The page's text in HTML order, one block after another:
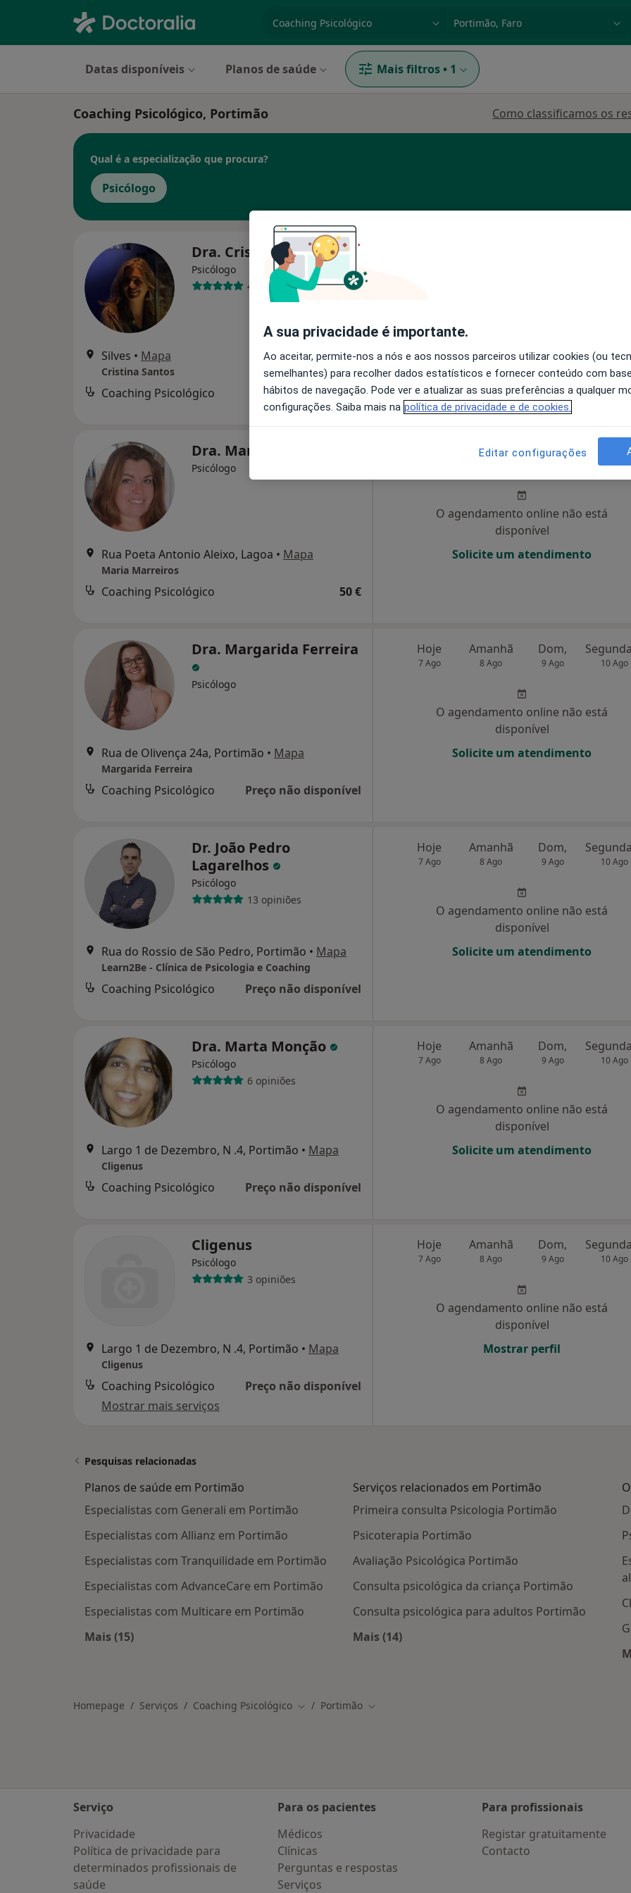
especialidade, doença ou nome
Datas disponíveis Planos de saúde Mais filtros • 1
Coaching Psicológico, Portimão Como classificamos os
Qual é a especialização que procura?
Psicólogo
Dra. Cristina Santos
Psicólogo
4 opiniões
Silves • Mapa
Cristina Santos
Coaching Psicológico 50 €
Solicite um atendimento
Dra. Maria Marreiros
Psicólogo
Rua Poeta Antonio Aleixo, Lagoa • Mapa
Maria Marreiros
Coaching Psicológico 50 €
Amanhã Dom,
10 Ago
O agendamento online não está
disponível
Solicite um atendimento
Dra. Margarida Ferreira
Psicólogo
Rua de Olivença 24a, Portimão • Mapa
Margarida Ferreira
Coaching Psicológico Preço não disponível
Hoje
7 Ago
Amanhã
8 Ago
Dom,
9 Ago 10 Ago
O agendamento online não está
disponível
Solicite um atendimento
Dr. João Pedro
Lagarelhos
Psicólogo
13 opiniões
Rua do Rossio de São Pedro, Portimão • Mapa
Learn2Be - Clínica de Psicologia e Coaching
Coaching Psicológico Preço não disponível
Hoje
7 Ago
Amanhã
8 Ago
Dom,
9 Ago 10 Ago
O agendamento online não está
disponível
Solicite um atendimento
Dra. Marta Monção
Psicólogo
6 opiniões
Largo 1 de Dezembro, N .4, Portimão • Mapa
Cligenus
Coaching Psicológico Preço não disponível
Hoje
7 Ago
Amanhã
8 Ago
Dom,
9 Ago 10 Ago
O agendamento online não está
disponível
Solicite um atendimento
Cligenus
Psicólogo
3 opiniões
Largo 1 de Dezembro, N .4, Portimão • Mapa
Cligenus
Coaching Psicológico
Preço não disponível
Mostrar mais serviços
Hoje
7 Ago
Amanhã
8 Ago
Dom,
9 Ago 10 Ago
O agendamento online não está
disponível
Mostrar perfil
Pesquisas relacionadas
Planos de saúde em Portimão
Especialistas com Generali em Portimão
Especialistas com Allianz em Portimão
Especialistas com Tranquilidade em Portimão
Especialistas com AdvanceCare em Portimão
Especialistas com Multicare em Portimão
Mais (15)
Serviços relacionados em Portimão
Primeira consulta Psicologia Portimão
Psicoterapia Portimão
Avaliação Psicológica Portimão
Consulta psicológica da criança Portimão
Consulta psicológica para adultos Portimão
Mais (14)
Mais na categoria: Serviços relacionados em
Homepage Serviços Coaching Psicológico Mudar de cidade
Portimão Mudar de cidade
Serviço
Privacidade
Política de privacidade para
determinados profissionais de
saúde
Para os pacientes
Médicos
Clínicas
Perguntas e respostas
Serviços
Para profissionais
Registar gratuitamente
Contacto
A sua privacidade é importante.
Ao aceitar, permite-nos a nós e aos nossos parceiros utilizar cookies (ou
semelhantes) para recolher dados estatísticos e fornecer conteúdo com
hábitos de navegação. Pode ver e atualizar as suas preferências a qualquer
configurações. Saiba mais na política de privacidade e de cookies.
Editar configurações